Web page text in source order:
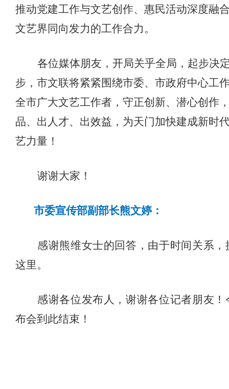
推动党建工作与文艺创作、惠民活动深度融
文艺界同向发力的工作合力。
各位媒体朋友， 开局关乎全局，起步决
步，市文联将紧紧围绕市委、市政府中心工
全市广大文艺工作者 ， 守正创新、潜心创作
品、 出人才、出效益，为天门加快建成新时
艺力量！
谢谢大家！
市委宣传部副部长熊文婷：
感谢熊维女士的回答，由于时间关系，
这里。
感谢各位发布人，谢谢各位记者朋友！
布会到此结束！